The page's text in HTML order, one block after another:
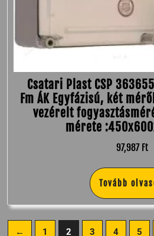
Csatari Plast CSP
Fm ÁK Egyfázisú, két
vezérelt
mérete
97,987 Ft
Tovább
← 1 2 3 4 5